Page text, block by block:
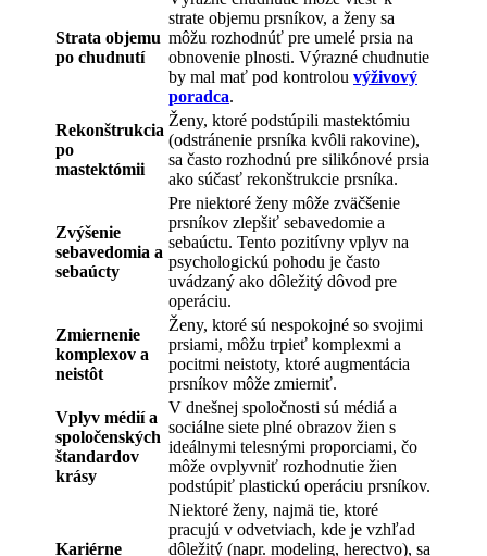
Strata objemu
po chudnutí
strate objemu prsníkov, a ženy sa
môžu rozhodnúť pre umelé prsia na
obnovenie plnosti. Výrazné chudnutie
by mal mať pod kontrolou výživový
poradca.
Rekonštrukcia
po
mastektómii
Ženy, ktoré podstúpili mastektómiu
(odstránenie prsníka kvôli rakovine),
sa často rozhodnú pre silikónové prsia
ako súčasť rekonštrukcie prsníka.
Zvýšenie
sebavedomia a
sebaúcty
Pre niektoré ženy môže zväčšenie
prsníkov zlepšiť sebavedomie a
sebaúctu. Tento pozitívny vplyv na
psychologickú pohodu je často
uvádzaný ako dôležitý dôvod pre
operáciu.
Zmiernenie
komplexov a
neistôt
Ženy, ktoré sú nespokojné so svojimi
prsiami, môžu trpieť komplexmi a
pocitmi neistoty, ktoré augmentácia
prsníkov môže zmierniť.
Vplyv médií a
spoločenských
štandardov
krásy
V dnešnej spoločnosti sú médiá a
sociálne siete plné obrazov žien s
ideálnymi telesnými proporciami, čo
môže ovplyvniť rozhodnutie žien
podstúpiť plastickú operáciu prsníkov.
Kariérne
Niektoré ženy, najmä tie, ktoré
pracujú v odvetviach, kde je vzhľad
dôležitý (napr. modeling, herectvo), sa